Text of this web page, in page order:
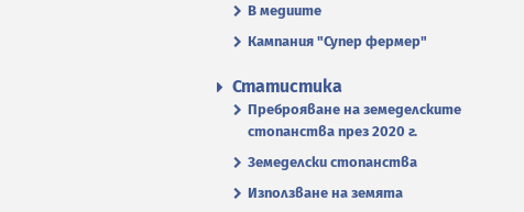
В медиите
Кампания "Супер фермер"
Статистика
Преброяване на земеделските
стопанства през 2020 г.
Земеделски стопанства
Използване на земята